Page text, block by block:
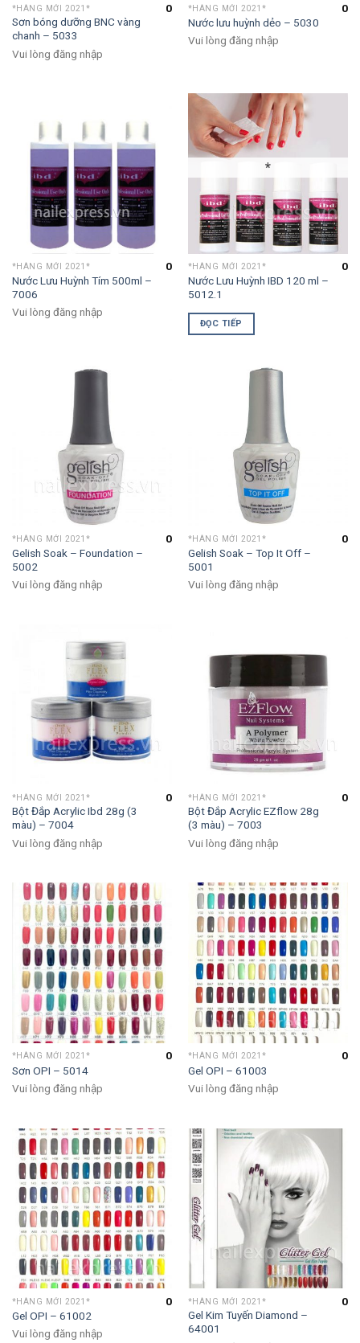
*HÀNG MỚI 2021*
Sơn bóng dưỡng BNC vàng
chanh – 5033
0
Vui lòng đăng nhập
*HÀNG MỚI 2021*
Nước lưu huỳnh dẻo – 5030
0
Vui lòng đăng nhập
*HÀNG MỚI 2021*
Nước Lưu Huỳnh Tím 500ml –
7006
0
Vui lòng đăng nhập
*
*HÀNG MỚI 2021*
Nước Lưu Huỳnh IBD 120 ml –
5012.1
0
ĐỌC TIẾP
*HÀNG MỚI 2021*
Gelish Soak – Foundation –
5002
0
Vui lòng đăng nhập
*HÀNG MỚI 2021*
Gelish Soak – Top It Off –
5001
0
Vui lòng đăng nhập
*HÀNG MỚI 2021*
Bột Đắp Acrylic Ibd 28g (3
màu) – 7004
0
Vui lòng đăng nhập
*HÀNG MỚI 2021*
Bột Đắp Acrylic EZflow 28g
(3 màu) – 7003
0
Vui lòng đăng nhập
*HÀNG MỚI 2021*
Sơn OPI – 5014
0
Vui lòng đăng nhập
*HÀNG MỚI 2021*
Gel OPI – 61003
0
Vui lòng đăng nhập
*HÀNG MỚI 2021*
Gel OPI – 61002
0
Vui lòng đăng nhập
*HÀNG MỚI 2021*
Gel Kim Tuyến Diamond –
64001
0